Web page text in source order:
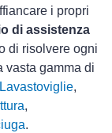
i propri
di assistenza
di risolvere ogni
vasta gamma di
Lavastoviglie,
,
.